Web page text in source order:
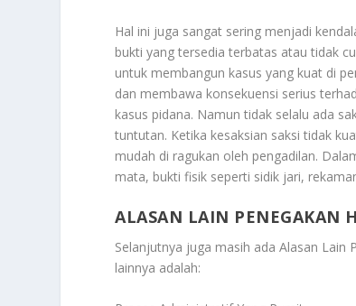
Hal ini juga sangat sering menjadi
bukti yang tersedia terbatas atau tidak
untuk membangun kasus yang kuat di
dan membawa konsekuensi serius
kasus pidana. Namun tidak selalu ada
tuntutan. Ketika kesaksian saksi tidak
mudah di ragukan oleh pengadilan.
mata, bukti fisik seperti sidik jari,
ALASAN LAIN PENEGAKAN
Selanjutnya juga masih adaAlasan Lain
lainnya adalah: